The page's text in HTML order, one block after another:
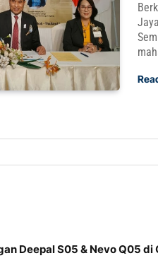
Deepal S05 & Nevo Q05